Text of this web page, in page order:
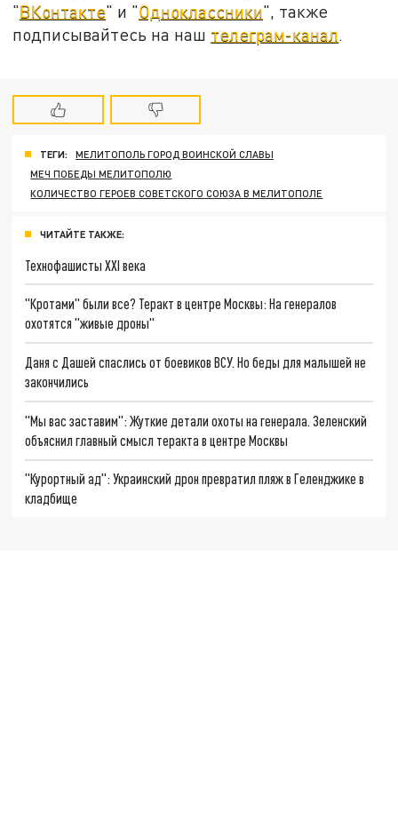
"ВКонтакте" и "Одноклассники", также
подписывайтесь на наш телеграм-канал.
ТЕГИ:
МЕЛИТОПОЛЬ ГОРОД ВОИНСКОЙ СЛАВЫ
МЕЧ ПОБЕДЫ МЕЛИТОПОЛЮ
КОЛИЧЕСТВО ГЕРОЕВ СОВЕТСКОГО СОЮЗА В МЕЛИТОПОЛЕ
ЧИТАЙТЕ ТАКЖЕ:
Технофашисты XXI века
"Кротами" были все? Теракт в центре Москвы: На генералов
охотятся "живые дроны"
Даня с Дашей спаслись от боевиков ВСУ. Но беды для малышей не
закончились
"Мы вас заставим": Жуткие детали охоты на генерала. Зеленский
объяснил главный смысл теракта в центре Москвы
"Курортный ад": Украинский дрон превратил пляж в Геленджике в
кладбище